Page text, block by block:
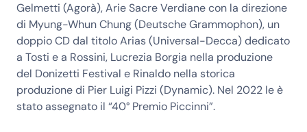
Gelmetti (Agorà), Arie Sacre Verdiane con la direzione
di Myung-Whun Chung (Deutsche Grammophon), un
doppio CD dal titolo Arias (Universal-Decca) dedicato
a Tosti e a Rossini, Lucrezia Borgia nella produzione
del Donizetti Festival e Rinaldo nella storica
produzione di Pier Luigi Pizzi (Dynamic). Nel 2022 le è
stato assegnato il “40° Premio Piccinni”.